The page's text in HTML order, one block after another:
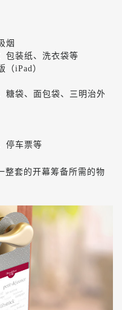
烟
包装纸、洗衣袋等
iPad）
糖袋、面包袋、三明治外
停车票等
整套的开幕筹备所需的物